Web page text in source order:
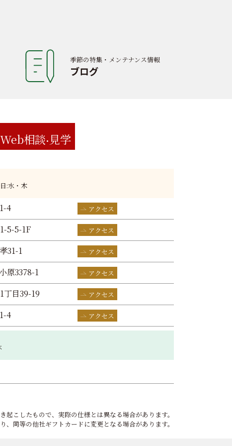
季節の特集・メンテナンス情報
ブログ
Web相談 見学
:水・木
4 アクセス
5-5-1F アクセス
31-1 アクセス
原3378-1 アクセス
丁目39-19 アクセス
4 アクセス
こしたもので、実際の仕様とは異なる場合があります。
同等の他社ギフトカードに変更となる場合があります。